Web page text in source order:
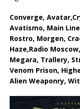
Converge,
Avatismo, Main
Rostro, Morgen,
Haze,Radio
Megara, Trallery,
Venom Prison,
Alien Weaponry,